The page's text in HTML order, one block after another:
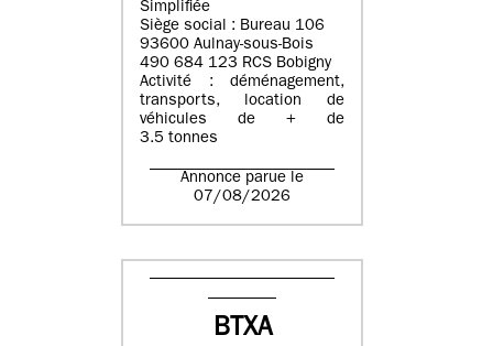
Simplifiée
Siège social : Bureau 106
93600 Aulnay-sous-Bois
490 684 123 RCS Bobigny
Activité : déménagement,
transports, location de
véhicules de + de
3.5 tonnes
Annonce parue le
07/08/2026
BTXA